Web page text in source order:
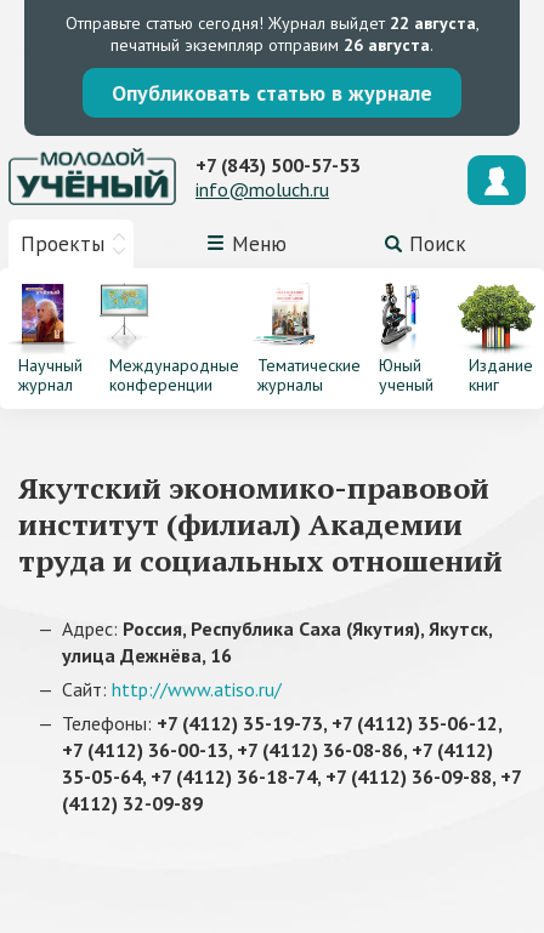
Отправьте статью сегодня! Журнал выйдет 22 августа,
печатный экземпляр отправим 26 августа.
Опубликовать статью в журнале
Проекты Меню Поиск
+7 (843) 500-57-53
info@moluch.ru
Научный
журнал
Международные
конференции
Тематические
журналы
Юный
ученый
Издание
книг
Якутский экономико-правовой
институт (филиал) Академии
труда и социальных отношений
Адрес: Россия, Республика Саха (Якутия), Якутск,
улица Дежнёва, 16
Сайт: http://www.atiso.ru/
Телефоны: +7 (4112) 35-19-73, +7 (4112) 35-06-12,
+7 (4112) 36-00-13, +7 (4112) 36-08-86, +7 (4112)
35-05-64, +7 (4112) 36-18-74, +7 (4112) 36-09-88, +7
(4112) 32-09-89